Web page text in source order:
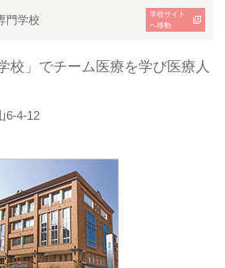
門学校
学校サイト
へ移動
校」でチーム医療を学び医療人
6-4-12